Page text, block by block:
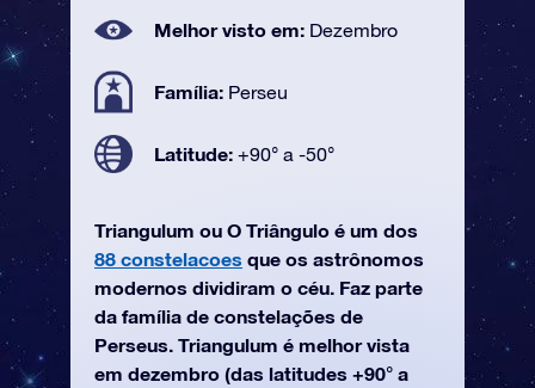
Melhor visto em: Dezembro
Família: Perseu
Latitude: +90° a -50°
Triangulum ou O Triângulo é um dos
88 constelacoes que os astrônomos
modernos dividiram o céu. Faz parte
da família de constelações de
Perseus. Triangulum é melhor vista
em dezembro (das latitudes +90° a